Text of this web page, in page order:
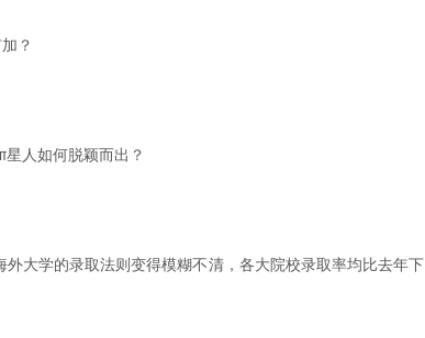
？
人如何脱颖而出？
大学的录取法则变得模糊不清，各大院校录取率均比去年下